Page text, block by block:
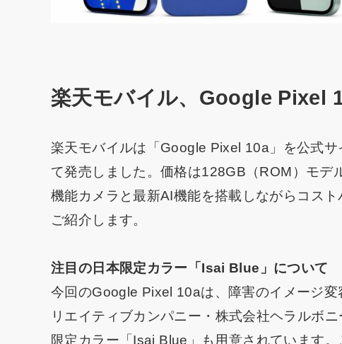
楽天モバイル、Google Pixel
楽天モバイルは「Google Pixel 10a」を公式
て発売しました。価格は128GB（ROM）モ
機能カメラと最新AI機能を搭載しながらコス
ご紹介します。
注目の日本限定カラー「Isai Blue」について
今回のGoogle Pixel 10aは、障害のイメージ
リエイティブカンパニー・株式会社ヘラルボ
限定カラー「Isai Blue」も用意されています